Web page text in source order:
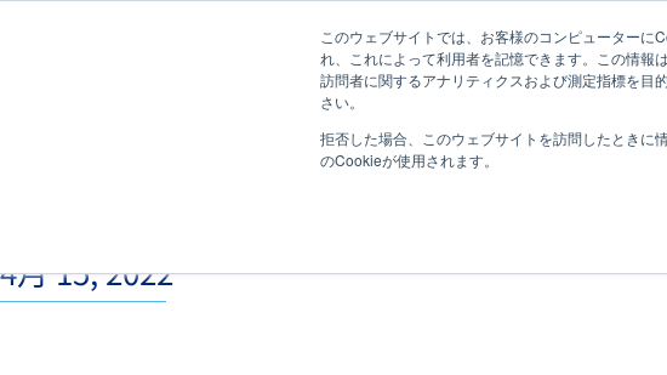
このウェブサイトでは、お客様のコンピューター
れ、これによって利用者を記憶できます。この情報
訪問者に関するアナリティクスおよび測定指標を目
さい。
拒否した場合、このウェブサイトを訪問したときに
のCookieが使用されます。
夏目光学とは
4月 15, 2022